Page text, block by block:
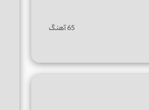
65 آهنگ